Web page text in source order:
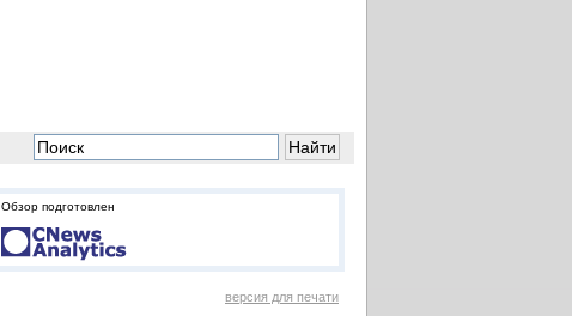
Обзор подготовлен
версия для печати